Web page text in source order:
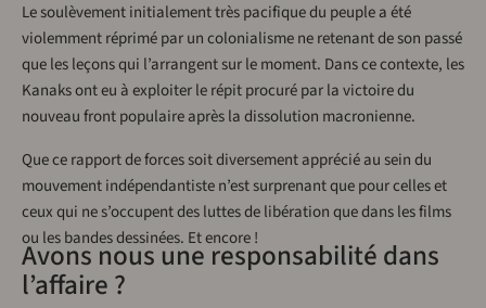
Le soulèvement initialement très pacifique du peuple a été
violemment réprimé par un colonialisme ne retenant de son passé
que les leçons qui l’arrangent sur le moment. Dans ce contexte, les
Kanaks ont eu à exploiter le répit procuré par la victoire du
nouveau front populaire après la dissolution macronienne.
Que ce rapport de forces soit diversement apprécié au sein du
mouvement indépendantiste n’est surprenant que pour celles et
ceux qui ne s’occupent des luttes de libération que dans les films
ou les bandes dessinées. Et encore !
Avons nous une responsabilité dans
l’affaire ?